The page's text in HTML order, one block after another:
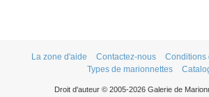
La zone d'aide Contactez-nous Conditions
Types de marionnettes
Droit d'auteur © 2005-2026 Galerie de